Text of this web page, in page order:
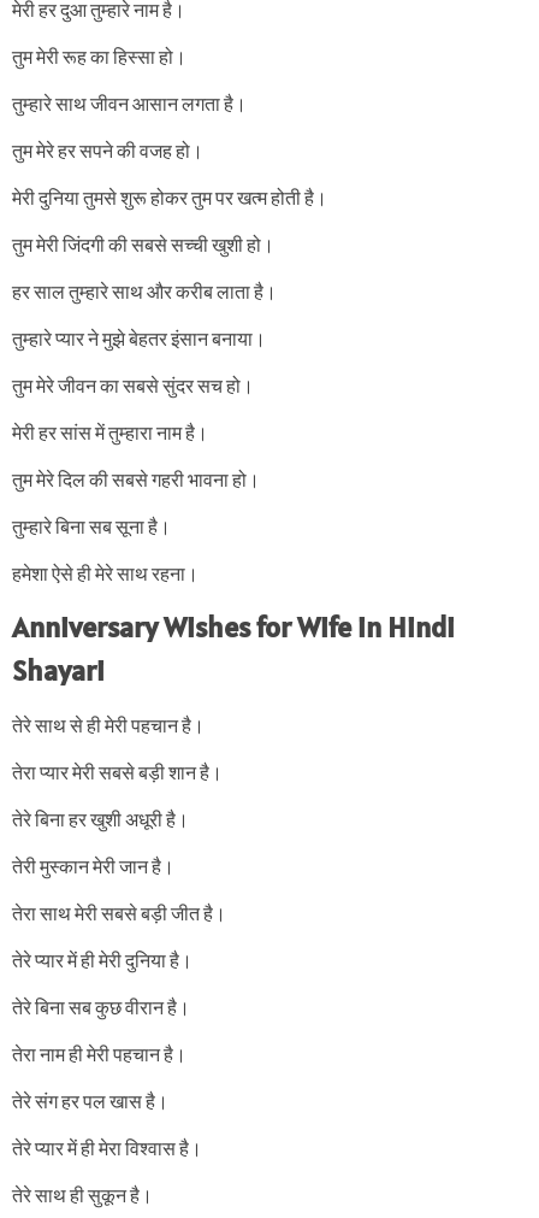
मेरी हर दुआ तुम्हारे नाम है।
तुम मेरी रूह का हिस्सा हो।
तुम्हारे साथ जीवन आसान लगता है।
तुम मेरे हर सपने की वजह हो।
मेरी दुनिया तुमसे शुरू होकर तुम पर खत्म होती है।
तुम मेरी जिंदगी की सबसे सच्ची खुशी हो।
हर साल तुम्हारे साथ और करीब लाता है।
तुम्हारे प्यार ने मुझे बेहतर इंसान बनाया।
तुम मेरे जीवन का सबसे सुंदर सच हो।
मेरी हर सांस में तुम्हारा नाम है।
तुम मेरे दिल की सबसे गहरी भावना हो।
तुम्हारे बिना सब सूना है।
हमेशा ऐसे ही मेरे साथ रहना।
Anniversary Wishes for Wife in Hindi
Shayari
तेरे साथ से ही मेरी पहचान है।
तेरा प्यार मेरी सबसे बड़ी शान है।
तेरे बिना हर खुशी अधूरी है।
तेरी मुस्कान मेरी जान है।
तेरा साथ मेरी सबसे बड़ी जीत है।
तेरे प्यार में ही मेरी दुनिया है।
तेरे बिना सब कुछ वीरान है।
तेरा नाम ही मेरी पहचान है।
तेरे संग हर पल खास है।
तेरे प्यार में ही मेरा विश्वास है।
तेरे साथ ही सुकून है।